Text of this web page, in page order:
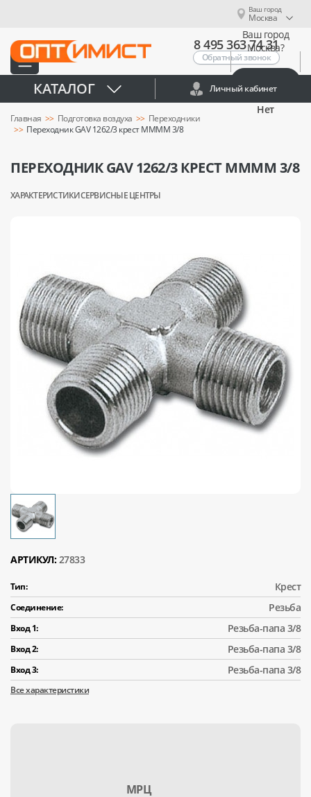
Ваш город
Москва
Ваш город
Москва?
Нет
8 495 363 74 31
Обратный звонок
КАТАЛОГ Личный кабинет
Главная Подготовка воздуха
Переходники
Переходник GAV 1262/3 крест MMMM 3/8
ПЕРЕХОДНИК GAV 1262/3 КРЕСТ MMMM 3/8
ХАРАКТЕРИСТИКИСЕРВИСНЫЕ ЦЕНТРЫ
АРТИКУЛ: 27833
Тип: Крест
Соединение: Резьба
Вход 1: Резьба-папа 3/8
Вход 2: Резьба-папа 3/8
Вход 3: Резьба-папа 3/8
Все характеристики
МPЦ